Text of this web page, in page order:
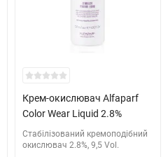
Крем-окислювач Alfaparf
Color Wear Liquid 2.8%
Стабілізований кремоподібний
окислювач 2.8%, 9,5 Vol.